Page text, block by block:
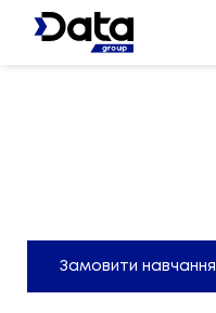
Замовити навчання